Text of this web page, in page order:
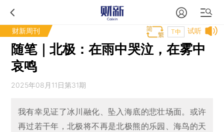
财新周刊 试听
T中
随笔｜北极：在雨中哭泣，在雾中
哀鸣
2025年08月11日第31期
我有幸见证了冰川融化、坠入海底的悲壮场面。或许
再过若干年，北极将不再是北极熊的乐园、海鸟的天